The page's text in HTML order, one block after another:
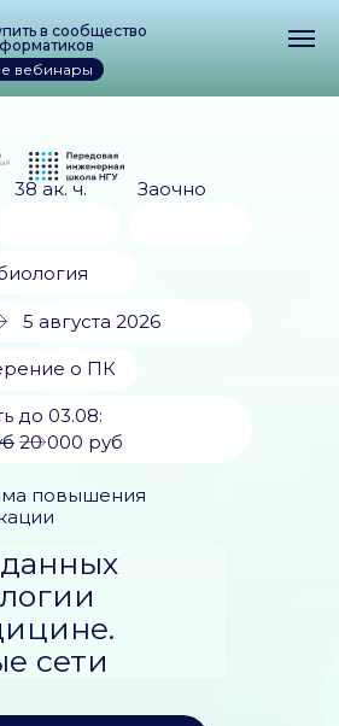
в сообщество
вебинары
повышения
сети
5 августа 2026
38 ак. ч. Заочно
о ПК
до 03.08:
ㅤㅤ20 000 руб